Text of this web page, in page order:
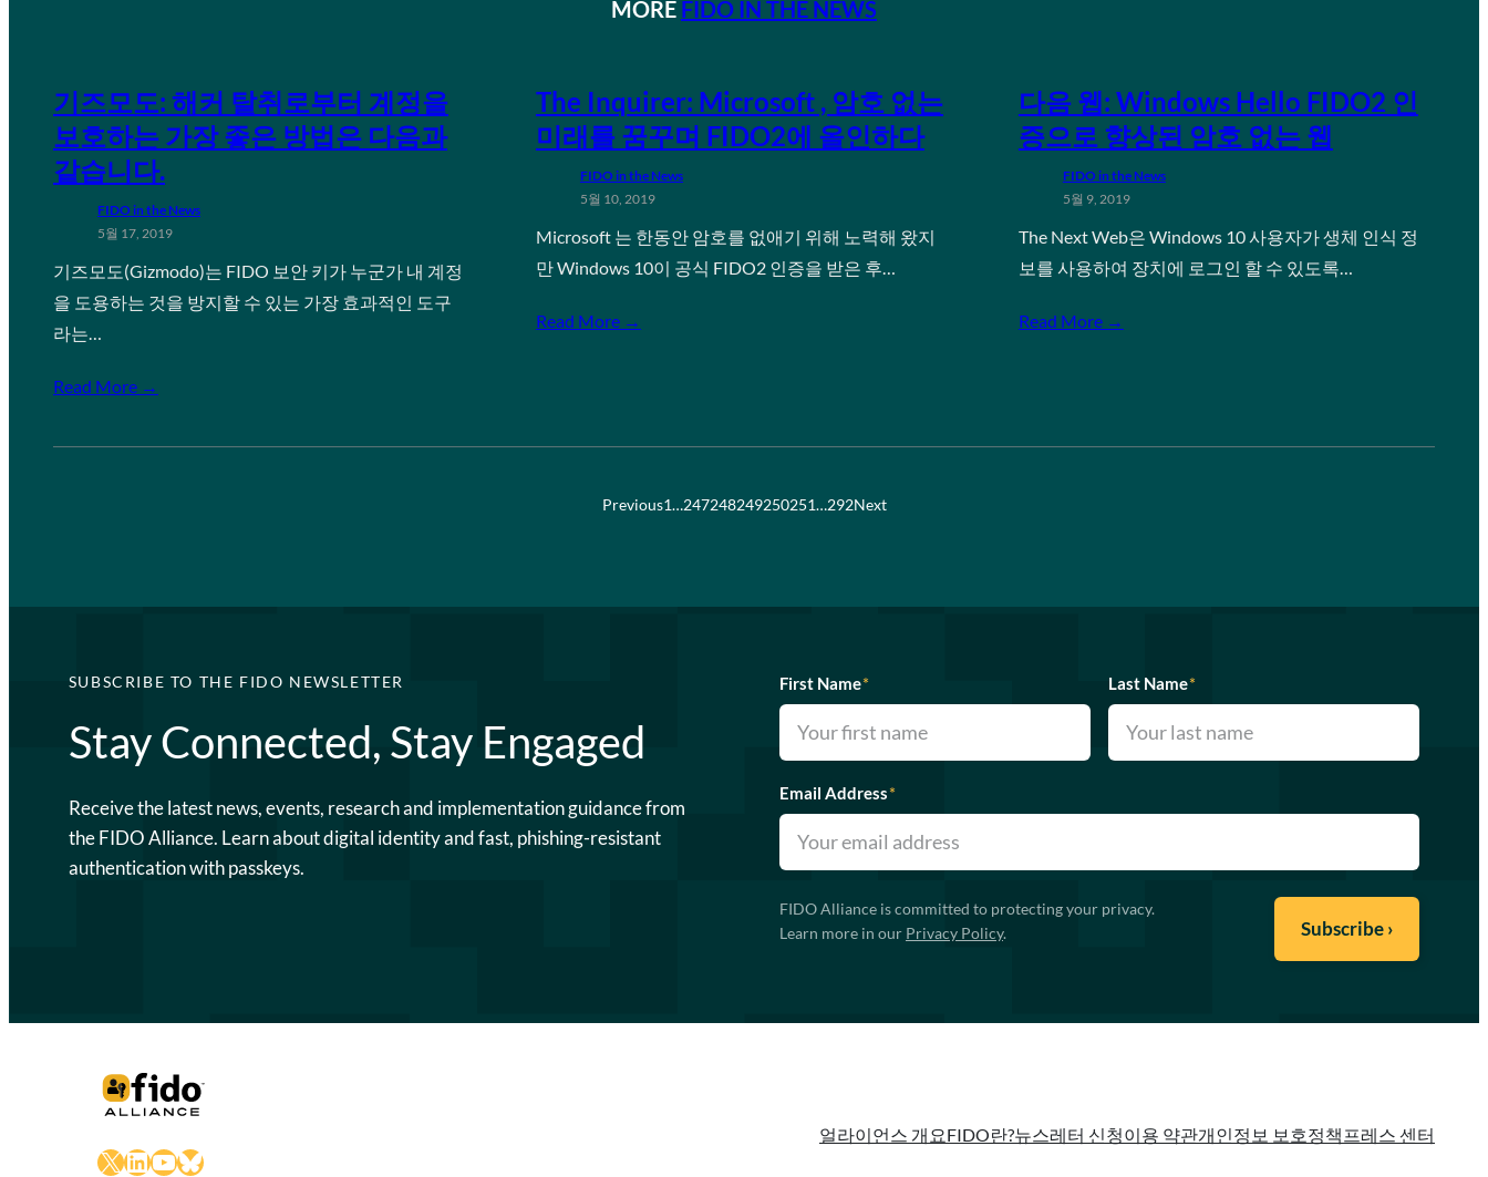
MORE FIDO IN THE NEWS
기즈모도: 해커 탈취로부터 계정을
보호하는 가장 좋은 방법은 다음과
같습니다.
FIDO in the News
5월 17, 2019
기즈모도(Gizmodo)는 FIDO 보안 키가 누군가 내 계정
을 도용하는 것을 방지할 수 있는 가장 효과적인 도구
라는…
Read More →
The Inquirer: Microsoft , 암호 없는
미래를 꿈꾸며 FIDO2에 올인하다
FIDO in the News
5월 10, 2019
Microsoft 는 한동안 암호를 없애기 위해 노력해 왔지
만 Windows 10이 공식 FIDO2 인증을 받은 후…
Read More →
다음 웹: Windows Hello FIDO2 인
증으로 향상된 암호 없는 웹
FIDO in the News
5월 9, 2019
The Next Web은 Windows 10 사용자가 생체 인식 정
보를 사용하여 장치에 로그인 할 수 있도록…
Read More →
Previous1…247248249250251…292Next
SUBSCRIBE TO THE FIDO NEWSLETTER
Stay Connected, Stay Engaged
Receive the latest news, events, research and implementation guidance from
the FIDO Alliance. Learn about digital identity and fast, phishing-resistant
authentication with passkeys.
First Name* Last Name*
Email Address*
FIDO Alliance is committed to protecting your privacy.
Learn more in our Privacy Policy.
X LinkedIn
YouTube
Bluesky
얼라이언스 개요FIDO란?뉴스레터 신청이용 약관개인정보 보호정책 프레스 센터